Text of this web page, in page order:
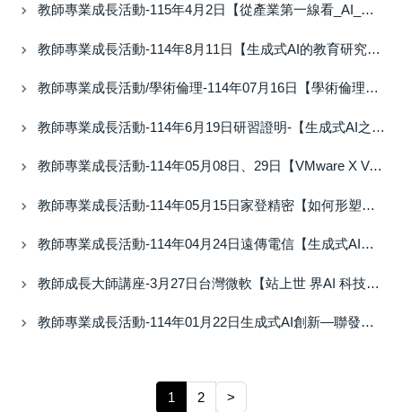
教師專業成長活動-115年4月2日【從產業第一線看_AI_技術發展與學術倫理的實際衝擊】研習證明
教師專業成長活動-114年8月11日【生成式AI的教育研究應用與倫理標示】研習證明
教師專業成長活動/學術倫理-114年07月16日【學術倫理與智慧財產權】研習證明
教師專業成長活動-114年6月19日研習證明-【生成式AI之後的學術倫理議題】
教師專業成長活動-114年05月08日、29日【VMware X Veeam技術講堂: 帶你快速搞懂雲端虛擬化與備份機制】研習證明
教師專業成長活動-114年05月15日家登精密【如何形塑創新文化的人力政策】研習證明
教師專業成長活動-114年04月24日遠傳電信【生成式AI時代的企業資訊管理】研習證明
教師成長大師講座-3月27日台灣微軟【站上世 界AI 科技舞台！全球科技發展趨勢 與台灣機會】研習證明及簡報
教師專業成長活動-114年01月22日生成式AI創新—聯發科技DaVinci Platform說明會研習證明
1 2 >